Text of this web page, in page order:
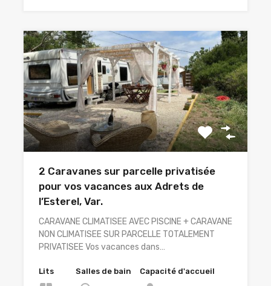
2 Caravanes sur parcelle privatisée
pour vos vacances aux Adrets de
l’Esterel, Var.
CARAVANE CLIMATISEE AVEC PISCINE + CARAVANE
NON CLIMATISEE SUR PARCELLE TOTALEMENT
PRIVATISEE Vos vacances dans…
Lits Salles de bain
Capacité d'accueil